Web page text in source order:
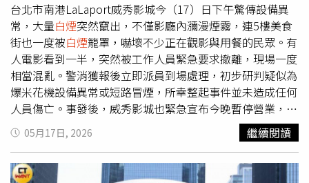
台北市南港LaLaport威秀影城今（17）日下午驚傳設備異
常，大量白煙突然竄出，不僅影廳內瀰漫煙霧，連5樓美食
街也一度被白煙籠罩，嚇壞不少正在觀影與用餐的民眾。有
人電影看到一半，突然被工作人員緊急要求撤離，現場一度
相當混亂。警消獲報後立即派員到場處理，初步研判疑似為
爆米花機設備異常或短路冒煙，所幸整起事件並未造成任何
人員傷亡。事發後，威秀影城也緊急宣布今晚暫停營業，並
公布退票與補救方案。威秀影城晚間透過官方粉專發布公告
表示，因設備異常，台北南港LaLaport威秀影城今晚將暫停
營業。威秀也同步公布退票補救措施，表示若民眾因事件影
響無法繼續觀影，即使電影已播放至中途，仍可辦理退票；
05月17日, 2026 繼續閱讀